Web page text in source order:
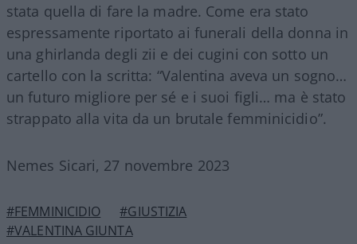
stata quella di fare la madre. Come era stato
espressamente riportato ai funerali della donna in
una ghirlanda degli zii e dei cugini con sotto un
cartello con la scritta: “Valentina aveva un sogno…
un futuro migliore per sé e i suoi figli… ma è stato
strappato alla vita da un brutale femminicidio”.
Nemes Sicari, 27 novembre 2023
#FEMMINICIDIO
#GIUSTIZIA
#VALENTINA GIUNTA